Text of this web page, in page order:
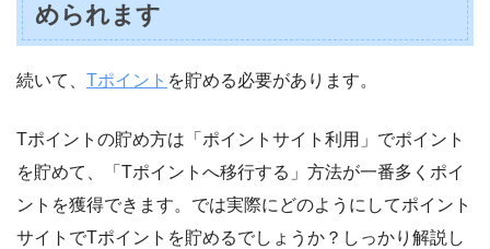
められます
続いて、 Tポイント を貯める必要があります。
Tポイントの貯め方は「ポイントサイト利用」でポイント
を貯めて、「Tポイントへ移行する」方法が一番多くポイ
ントを獲得できます。では実際にどのようにしてポイント
サイトでTポイントを貯めるでしょうか？しっかり解説し